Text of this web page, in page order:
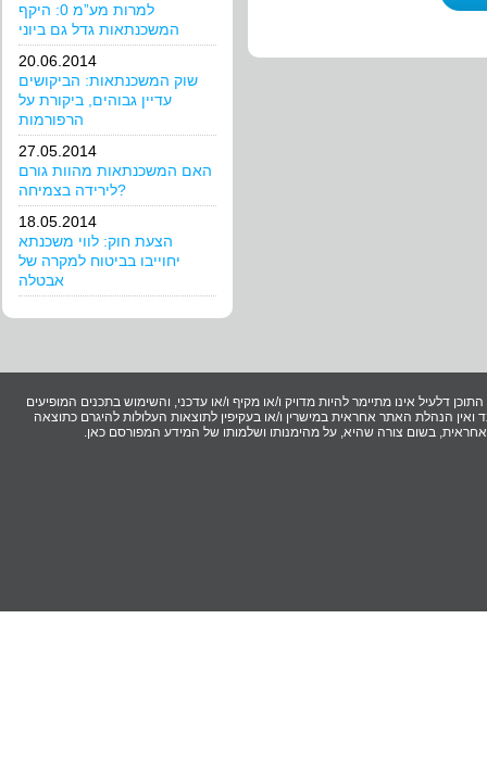
למרות מע”מ 0: היקף
המשכנתאות גדל גם ביוני
20.06.2014
שוק המשכנתאות: הביקושים
עדיין גבוהים, ביקורת על
הרפורמות
27.05.2014
האם המשכנתאות מהוות גורם
לירידה בצמיחה?
18.05.2014
הצעת חוק: לווי משכנתא
יחוייבו בביטוח למקרה של
אבטלה
דלעיל אינו מתיימר להיות מדויק ו/או מקיף ו/או עדכני, והשימוש בתכנים המופיעים
הנהלת האתר אחראית במישרין ו/או בעקיפין לתוצאות העלולות להיגרם כתוצאה
בשום צורה שהיא, על מהימנותו ושלמותו של המידע המפורסם כאן.